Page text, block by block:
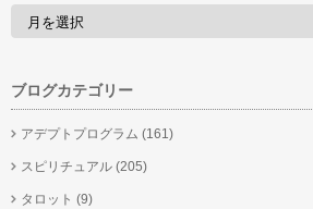
ブログカテゴリー
アデプトプログラム (161)
スピリチュアル (205)
タロット (9)